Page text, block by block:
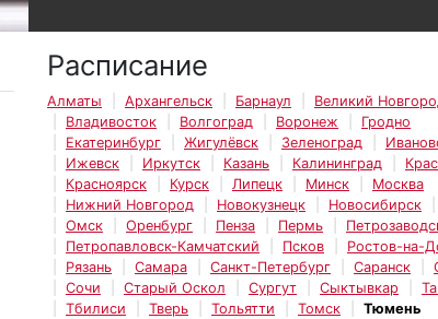
Расписание
Алматы Архангельск Барнаул
Великий
Владивосток
Волгоград Воронеж
Гродно
Екатеринбург
Жигулёвск Зеленоград
Ижевск
Иркутск Казань Калининград
Красноярск
Курск Липецк Минск
Москва
Нижний Новгород
Новокузнецк Новосибирск
Омск
Оренбург Пенза Пермь
Петропавловск-Камчатский
Псков
Ростов-на-
Рязань
Самара Санкт-Петербург Саранск
Сочи
Старый Оскол Сургут Сыктывкар
Тбилиси
Тверь Тольятти Томск
Тюмень